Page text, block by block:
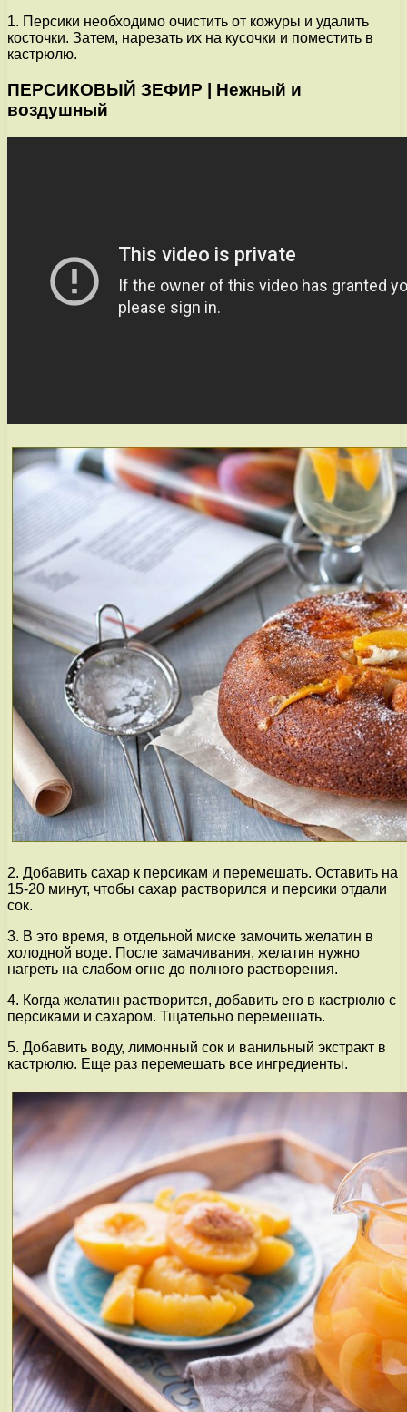
1. Персики необходимо очистить от кожуры и удалить
косточки. Затем, нарезать их на кусочки и поместить в
кастрюлю.
ПЕРСИКОВЫЙ ЗЕФИР | Нежный и
воздушный
2. Добавить сахар к персикам и перемешать. Оставить на
15-20 минут, чтобы сахар растворился и персики отдали
сок.
3. В это время, в отдельной миске замочить желатин в
холодной воде. После замачивания, желатин нужно
нагреть на слабом огне до полного растворения.
4. Когда желатин растворится, добавить его в кастрюлю с
персиками и сахаром. Тщательно перемешать.
5. Добавить воду, лимонный сок и ванильный экстракт в
кастрюлю. Еще раз перемешать все ингредиенты.